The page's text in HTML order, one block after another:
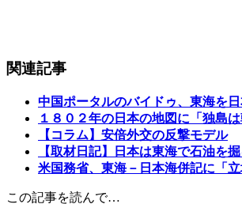
関連記事
中国ポータルのバイドゥ、東海を
１８０２年の日本の地図に「独島
【コラム】安倍外交の反撃モデル
【取材日記】日本は東海で石油を
米国務省、東海－日本海併記に「
この記事を読んで…